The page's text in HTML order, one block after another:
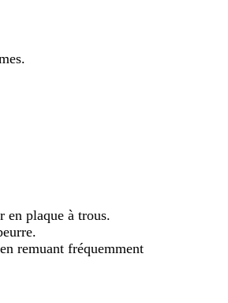
en plaque à trous.
remuant fréquemment